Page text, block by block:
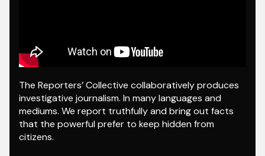
The Reporters’ Collective collaboratively produces
investigative journalism. In many languages and
mediums. We report truthfully and bring out facts
that the powerful prefer to keep hidden from
citizens.